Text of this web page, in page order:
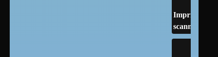
Imprimantes,
scanner, cups